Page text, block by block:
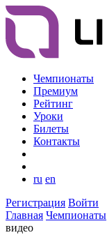
Чемпионаты
Премиум
Рейтинг
Уроки
Билеты
Контакты
ru en
Регистрация Войти
Главная Чемпионаты
видео